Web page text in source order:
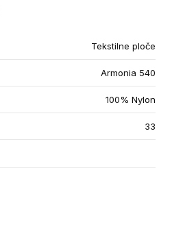
Tekstilne ploče
Armonia 540
100% Nylon
33